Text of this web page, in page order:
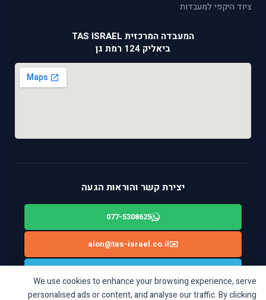
We use cookies to enhance your browsing experience, serve
personalised ads or content, and analyse our traffic. By clicking
ציוד היקפי למעבדות
המעבדה המרכזית TAS ISRAEL
ביאליק 124 רמת גן
יצירת קשר והוראות הגעה
077-5308625
✉️
alon@tas-israel.co.il